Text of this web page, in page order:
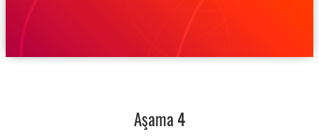
Aşama 4